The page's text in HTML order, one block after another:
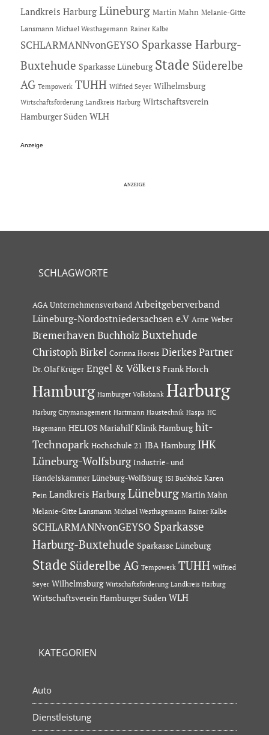
Landkreis Harburg Lüneburg Martin Mahn Melanie-Gitte
Lansmann Michael Westhagemann Rainer Kalbe
SCHLARMANNvonGEYSO Sparkasse Harburg-
Buxtehude Sparkasse Lüneburg Stade Süderelbe
AG Tempowerk TUHH Wilfried Seyer Wilhelmsburg
Wirtschaftsförderung Landkreis Harburg Wirtschaftsverein
Hamburger Süden WLH
Anzeige
SCHLAGWORTE
AGA Unternehmensverband Arbeitgeberverband
Lüneburg-Nordostniedersachsen e.V Arne Weber
Bremerhaven Buchholz Buxtehude
Christoph Birkel Corinna Horeis Dierkes Partner
Dr. Olaf Krüger Engel & Völkers Frank Horch
Hamburg Hamburger Volksbank Harburg
Harburg Citymanagement Hartmann Haustechnik Haspa HC
Hagemann HELIOS Mariahilf Klinik Hamburg hit-
Technopark Hochschule 21 IBA Hamburg IHK
Lüneburg-Wolfsburg Industrie- und
Handelskammer Lüneburg-Wolfsburg ISI Buchholz Karen
Pein Landkreis Harburg Lüneburg Martin Mahn
Melanie-Gitte Lansmann Michael Westhagemann Rainer Kalbe
SCHLARMANNvonGEYSO Sparkasse
Harburg-Buxtehude Sparkasse Lüneburg
Stade Süderelbe AG Tempowerk TUHH Wilfried
Seyer Wilhelmsburg Wirtschaftsförderung Landkreis Harburg
Wirtschaftsverein Hamburger Süden WLH
KATEGORIEN
Auto
Dienstleistung